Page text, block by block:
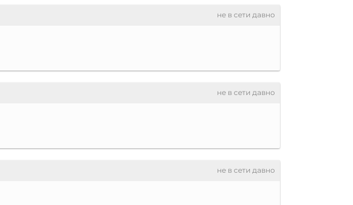
не в сети давно
не в сети давно
не в сети давно